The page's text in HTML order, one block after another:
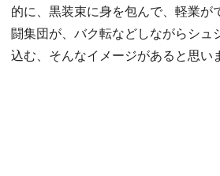
的に、黒装束に身を包んで、軽業が
闘集団が、バク転などしながらシュ
込む、そんなイメージがあると思い